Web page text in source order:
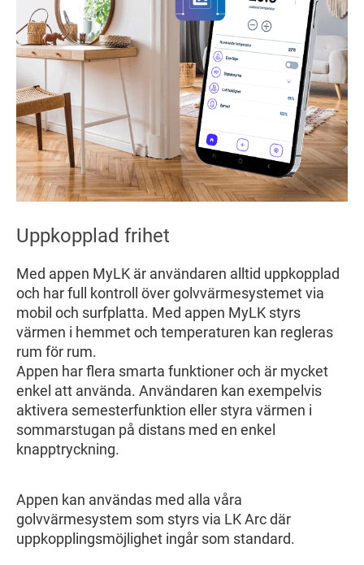
Uppkopplad frihet
Med appen MyLK är användaren alltid uppkopplad
och har full kontroll över golvvärmesystemet via
mobil och surfplatta. Med appen MyLK styrs
värmen i hemmet och temperaturen kan regleras
rum för rum.
Appen har flera smarta funktioner och är mycket
enkel att använda. Användaren kan exempelvis
aktivera semesterfunktion eller styra värmen i
sommarstugan på distans med en enkel
knapptryckning.
Appen kan användas med alla våra
golvvärmesystem som styrs via LK Arc där
uppkopplingsmöjlighet ingår som standard.